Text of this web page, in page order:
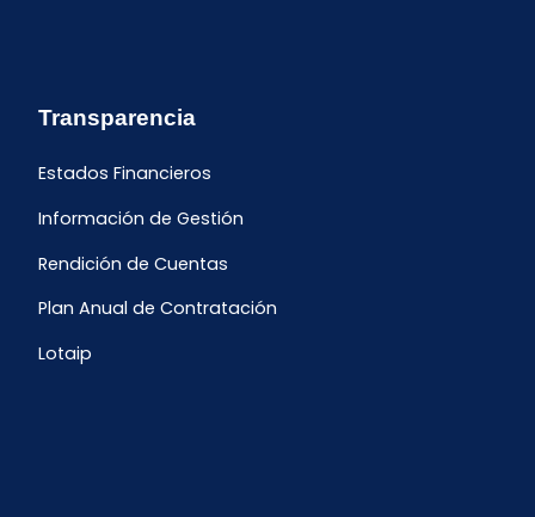
Transparencia
Estados Financieros
Información de Gestión
Rendición de Cuentas
Plan Anual de Contratación
Lotaip